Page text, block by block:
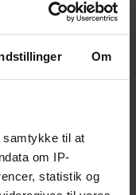
Om
samtykke til at
om IP-
statistik og
raser:
i
sideog vores
opdateret